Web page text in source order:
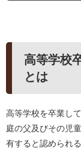
高等学校
とは
高等学校を卒業し
庭の父及びその児
有すると認められ